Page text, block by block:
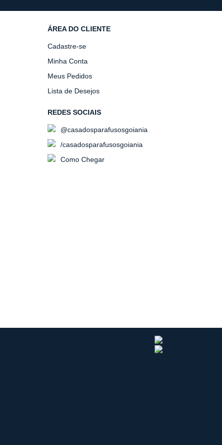
ÁREA DO CLIENTE
Cadastre-se
Minha Conta
Meus Pedidos
Lista de Desejos
REDES SOCIAIS
@casadosparafusosgoiania
/casadosparafusosgoiania
Como Chegar